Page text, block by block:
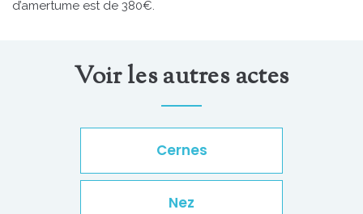
d’amertume est de 380€.
Voir les autres actes
Cernes
Nez